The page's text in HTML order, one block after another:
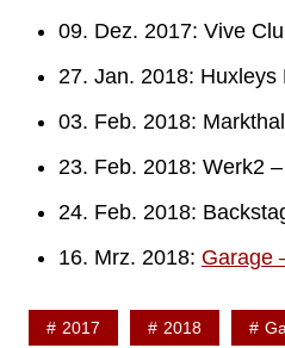
09. Dez. 2017: Vive
27. Jan. 2018: Huxleys
03. Feb. 2018:
23. Feb. 2018: Werk2
24. Feb. 2018:
16. Mrz. 2018: Garage
2017 2018